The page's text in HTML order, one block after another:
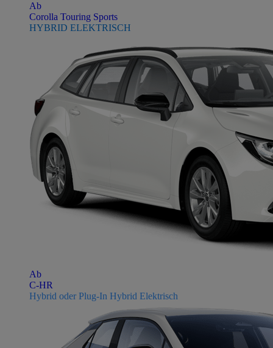
Ab
Corolla Touring Sports
HYBRID ELEKTRISCH
Ab
C-HR
Hybrid oder Plug-In Hybrid Elektrisch